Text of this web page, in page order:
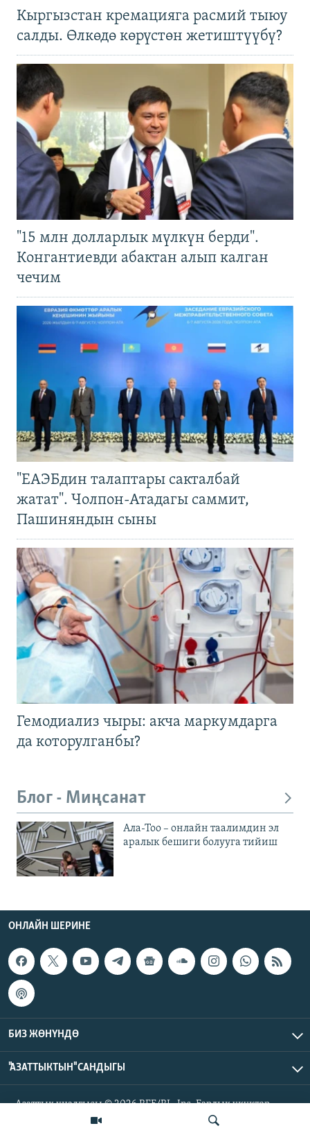
Кыргызстан кремацияга расмий тыюу
салды. Өлкөдө көрүстөн жетиштүүбү?
"15 млн долларлык мүлкүн берди".
Конгантиевди абактан алып калган
чечим
"ЕАЭБдин талаптары сакталбай
жатат". Чолпон-Атадагы саммит,
Пашиняндын сыны
Гемодиализ чыры: акча маркумдарга
да которулганбы?
Блог - Миңсанат
Ала-Тоо – онлайн таалимдин эл
аралык бешиги болууга тийиш
ОНЛАЙН ШЕРИНЕ
БИЗ ЖӨНҮНДӨ
"АЗАТТЫКТЫН" САНДЫГЫ
Азаттык үналгысы © 2026 RFE/RL, Inc. Бардык укуктар